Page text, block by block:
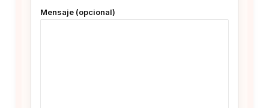
Mensaje (opcional)